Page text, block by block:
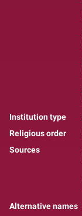
Institution type
Religious order
Sources
Alternative names